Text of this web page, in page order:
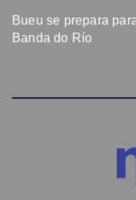
Bueu se prepara
Banda do Río